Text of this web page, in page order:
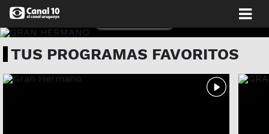
TUS PROGRAMAS FAVORITOS